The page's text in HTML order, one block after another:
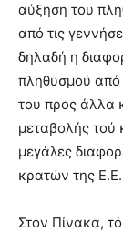
αύξηση του
από τις
δηλαδή η
πληθυσμού από
του προς άλλα
μεταβολής
μεγάλες
κρατών της
Στον Πίνακα,